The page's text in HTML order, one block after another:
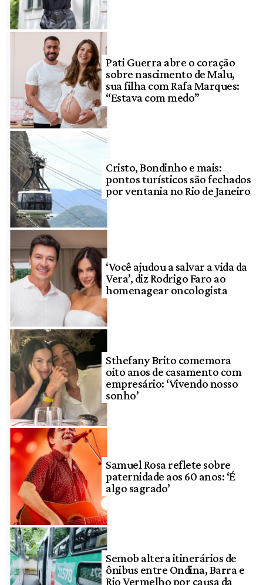
Pati Guerra abre o coração
sobre nascimento de Malu,
sua filha com Rafa Marques:
“Estava com medo”
Cristo, Bondinho e mais:
pontos turísticos são fechados
por ventania no Rio de Janeiro
‘Você ajudou a salvar a vida da
Vera’, diz Rodrigo Faro ao
homenagear oncologista
Sthefany Brito comemora
oito anos de casamento com
empresário: ‘Vivendo nosso
sonho’
Samuel Rosa reflete sobre
paternidade aos 60 anos: ‘É
algo sagrado’
Semob altera itinerários de
ônibus entre Ondina, Barra e
Rio Vermelho por causa da